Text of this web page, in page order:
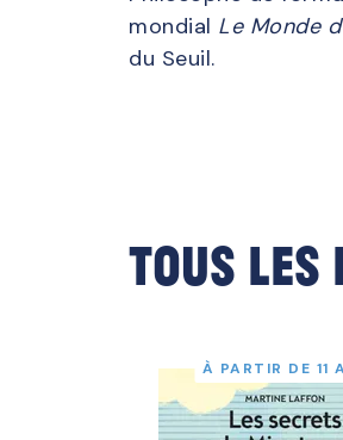
mondial Le Monde
du Seuil.
Tous
À PARTIR DE 11